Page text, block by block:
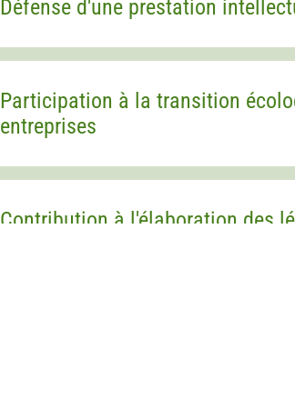
Défense d'une prestation
Participation à la transition
entreprises
Contribution à l'élaboration des